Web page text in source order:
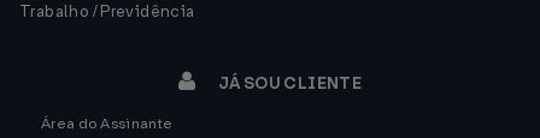
Trabalho / Previdência
JÁ SOU CLIENTE
Área do Assinante